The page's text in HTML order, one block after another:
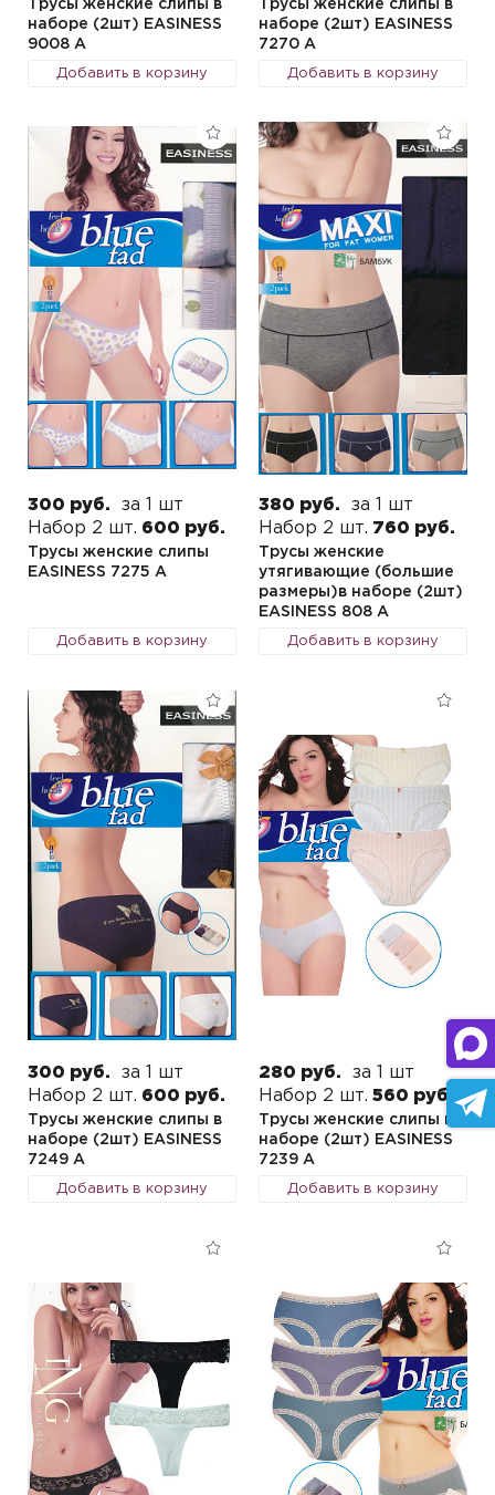
Трусы женские слипы в
наборе (2шт) EASINESS
9008 A
Добавить в корзину
Трусы женские слипы в
наборе (2шт) EASINESS
7270 A
Добавить в корзину
300 руб.
за 1 шт
Набор 2 шт. 600 руб.
Трусы женские слипы
EASINESS 7275 A
Добавить в корзину
380 руб.
за 1 шт
Набор 2 шт. 760 руб.
Трусы женские
утягивающие (большие
размеры)в наборе (2шт)
EASINESS 808 A
Добавить в корзину
300 руб.
за 1 шт
Набор 2 шт. 600 руб.
Трусы женские слипы в
наборе (2шт) EASINESS
7249 A
Добавить в корзину
280 руб.
за 1 шт
Набор 2 шт. 560 руб.
Трусы женские слипы в
наборе (2шт) EASINESS
7239 A
Добавить в корзину